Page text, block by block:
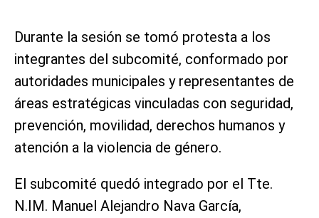
Durante la sesión se tomó protesta a los
integrantes del subcomité, conformado por
autoridades municipales y representantes de
áreas estratégicas vinculadas con seguridad,
prevención, movilidad, derechos humanos y
atención a la violencia de género.
El subcomité quedó integrado por el Tte.
N.IM. Manuel Alejandro Nava García,